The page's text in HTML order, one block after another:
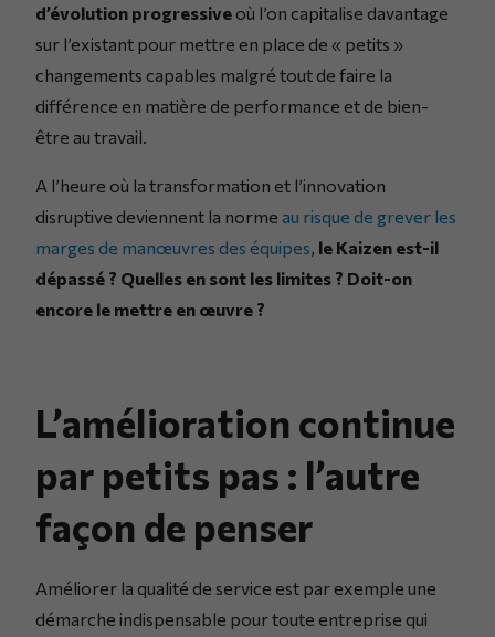
d’évolution progressive où l’on capitalise davantage
sur l’existant pour mettre en place de « petits »
changements capables malgré tout de faire la
différence en matière de performance et de bien-
être au travail.
A l’heure où la transformation et l’innovation
disruptive deviennent la norme au risque de grever les
marges de manœuvres des équipes, le Kaizen est-il
dépassé ? Quelles en sont les limites ? Doit-on
encore le mettre en œuvre ?
L’amélioration continue
par petits pas : l’autre
façon de penser
Améliorer la qualité de service est par exemple une
démarche indispensable pour toute entreprise qui